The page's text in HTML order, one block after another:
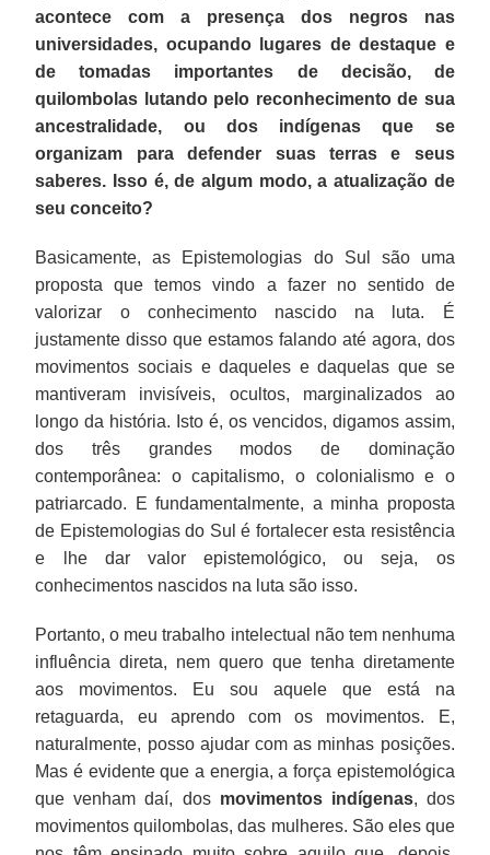
acontece com a presença dos negros nas
universidades, ocupando lugares de destaque e
de tomadas importantes de decisão, de
quilombolas lutando pelo reconhecimento de sua
ancestralidade, ou dos indígenas que se
organizam para defender suas terras e seus
saberes. Isso é, de algum modo, a atualização de
seu conceito?
Basicamente, as Epistemologias do Sul são uma
proposta que temos vindo a fazer no sentido de
valorizar o conhecimento nascido na luta. É
justamente disso que estamos falando até agora, dos
movimentos sociais e daqueles e daquelas que se
mantiveram invisíveis, ocultos, marginalizados ao
longo da história. Isto é, os vencidos, digamos assim,
dos três grandes modos de dominação
contemporânea: o capitalismo, o colonialismo e o
patriarcado. E fundamentalmente, a minha proposta
de Epistemologias do Sul é fortalecer esta resistência
e lhe dar valor epistemológico, ou seja, os
conhecimentos nascidos na luta são isso.
Portanto, o meu trabalho intelectual não tem nenhuma
influência direta, nem quero que tenha diretamente
aos movimentos. Eu sou aquele que está na
retaguarda, eu aprendo com os movimentos. E,
naturalmente, posso ajudar com as minhas posições.
Mas é evidente que a energia, a força epistemológica
que venham daí, dos movimentos indígenas, dos
movimentos quilombolas, das mulheres. São eles que